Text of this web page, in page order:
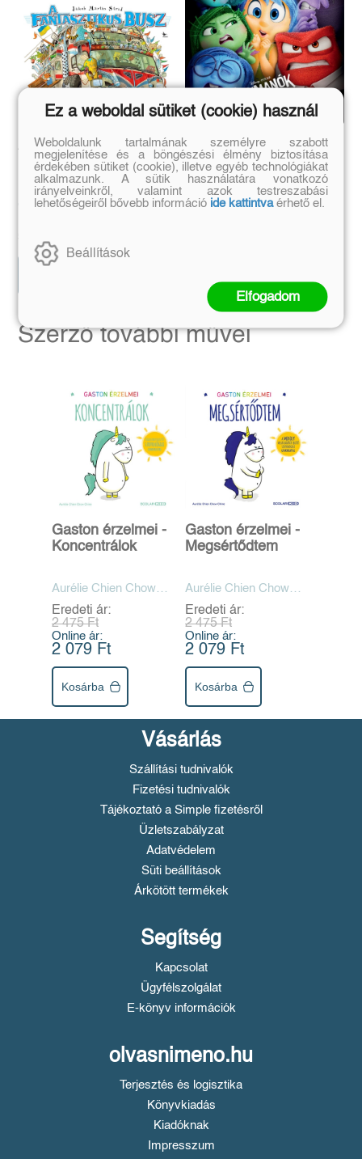
A fantasztikus busz
Jakob Martin Strid
9 999 Ft
Agymanók 2.
Szerző további művei
Gaston érzelmei -
Koncentrálok
Aurélie Chien Chow
Chine
Eredeti ár:
2 475 Ft
Online ár:
2 079 Ft
Kosárba
Gaston érzelmei -
Megsértődtem
Aurélie Chien Chow
Chine
Eredeti ár:
2 475 Ft
Online ár:
2 079 Ft
Kosárba
Vásárlás
Szállítási tudnivalók
Fizetési tudnivalók
Tájékoztató a Simple fizetésről
Üzletszabályzat
Adatvédelem
Süti beállítások
Árkötött termékek
Segítség
Kapcsolat
Ügyfélszolgálat
E-könyv információk
olvasnimeno.hu
Terjesztés és logisztika
Könyvkiadás
Kiadóknak
Impresszum
Ez a weboldal sütiket (cookie) használ
Weboldalunk tartalmának személyre szabott
megjelenítése és a böngészési élmény biztosítása
érdekében sütiket (cookie), illetve egyéb technológiákat
alkalmazunk. A sütik használatára vonatkozó
irányelveinkről, valamint azok testreszabási
lehetőségeiről bővebb információ ide kattintvaérhető el.
Beállítások
Elfogadom